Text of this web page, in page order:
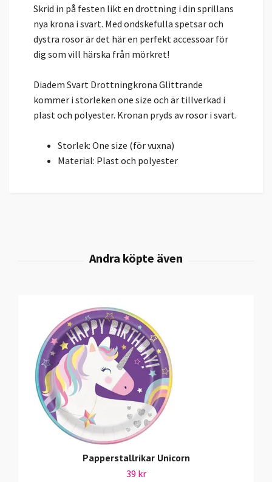
Skrid in på festen likt en drottning i din sprillans
nya krona i svart. Med ondskefulla spetsar och
dystra rosor är det här en perfekt accessoar för
dig som vill härska från mörkret!
Diadem Svart Drottningkrona Glittrande
kommer i storleken one size och är tillverkad i
plast och polyester. Kronan pryds av rosor i svart.
Storlek: One size (för vuxna)
Material: Plast och polyester
Papperstallrikar Unicorn
39 kr